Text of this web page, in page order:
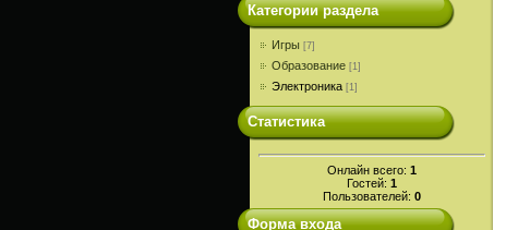
Категории раздела
Игры [7]
Образование [1]
Электроника [1]
Статистика
Онлайн всего: 1
Гостей: 1
Пользователей: 0
Форма входа